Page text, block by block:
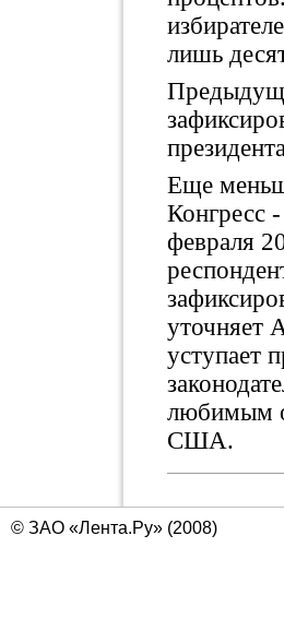
лишь
Еще
Конгресс -
февраля
уточняет
уступает
любимым
США.
© ЗАО «Лента.Ру» (2008)